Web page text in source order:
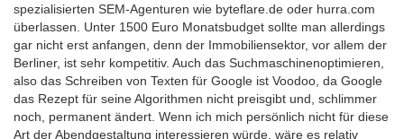
spezialisierten SEM-Agenturen wie byteflare.de oder hurra.com
überlassen. Unter 1500 Euro Monatsbudget sollte man allerdings
gar nicht erst anfangen, denn der Immobiliensektor, vor allem der
Berliner, ist sehr kompetitiv. Auch das Suchmaschinenoptimieren,
also das Schreiben von Texten für Google ist Voodoo, da Google
das Rezept für seine Algorithmen nicht preisgibt und, schlimmer
noch, permanent ändert. Wenn ich mich persönlich nicht für diese
Art der Abendgestaltung interessieren würde, wäre es relativ